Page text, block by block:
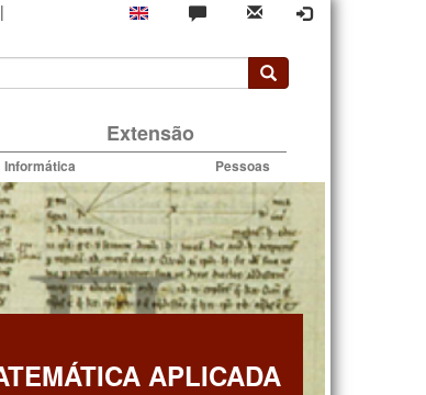
|
Extensão
Informática Pessoas
APLICADA